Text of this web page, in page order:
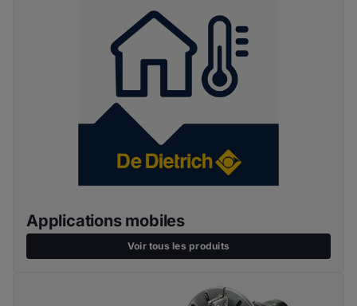
Applications mobiles
Voir tous les produits